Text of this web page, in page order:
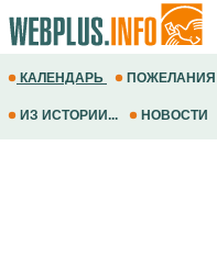
КАЛЕНДАРЬ ПОЖЕЛАНИЯ
ИЗ ИСТОРИИ... НОВОСТИ